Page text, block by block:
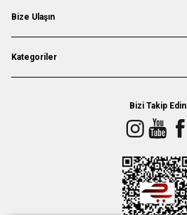
Bize Ulaşın
Kategoriler
Bizi Takip Edin